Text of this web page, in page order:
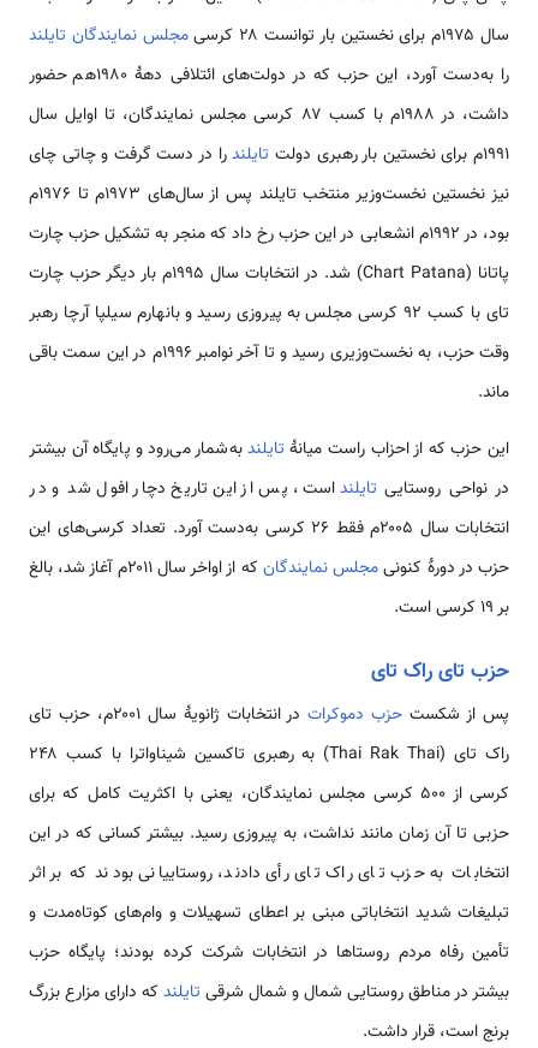
سال ۱۹۷۵م برای نخستین بار توانست ۲۸ کرسی
مجلس نمایندگان تایلند
را به‌دست آورد، این حزب که در دولت‌های ائتلافی دههٔ ۱۹۸۰هم حضور
داشت، در ۱۹۸۸م با کسب ۸۷ کرسی مجلس نمایندگان، تا اوایل سال
۱۹۹۱م برای نخستین بار رهبری دولت
تایلندرا در دست گرفت و چاتی چای
نیز نخستین نخست‌وزیر منتخب تایلند پس از سال‌های ۱۹۷۳م تا ۱۹۷۶م
بود، در ۱۹۹۲م انشعابی در این حزب رخ داد که منجر به تشکیل حزب چارت
پاتانا (Chart Patana) شد. در انتخابات سال ۱۹۹۵م بار دیگر حزب چارت
تای با کسب ۹۲ کرسی مجلس به پیروزی رسید و بانهارم سیلپا آرچا رهبر
وقت حزب، به نخست‌وزیری رسید و تا آخر نوامبر ۱۹۹۶م در این سمت باقی
ماند.
این حزب که از احزاب راست میانهٔ تایلندبه‌شمار می‌رود و پایگاه آن بیشتر
در نواحی روستایی تایلنداست، پس از این تاریخ دچار افول شد و در
انتخابات سال ۲۰۰۵م فقط ۲۶ کرسی به‌دست آورد. تعداد کرسی‌های این
حزب در دورهٔ کنونیمجلس نمایندگان
که از اواخر سال ۲۰۱۱م آغاز شد، بالغ
بر ۱۹ کرسی است.
حزب تای راک تای
پس از شکست حزب دموکرات
در انتخابات ژانویهٔ سال ۲۰۰۱م، حزب تای
راک تای (Thai Rak Thai) به رهبری تاکسین شیناواترا با کسب ۲۴۸
کرسی از ۵۰۰ کرسی مجلس نمایندگان، یعنی با اکثریت کامل که برای
حزبی تا آن زمان مانند نداشت، به پیروزی رسید. بیشتر کسانی که در این
انتخابات به حزب تای راک تای رأی دادند، روستاییانی بودند که بر اثر
تبلیغات شدید انتخاباتی مبنی بر اعطای تسهیلات و وام‌های کوتاه‌مدت و
تأمین رفاه مردم روستاها در انتخابات شرکت کرده بودند؛ پایگاه حزب
بیشتر در مناطق روستایی شمال و شمال شرقی تایلند که دارای مزارع بزرگ
برنج است، قرار داشت.